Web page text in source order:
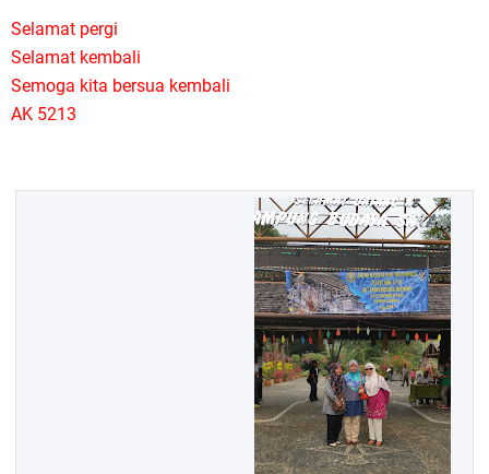
Selamat pergi
Selamat kembali
Semoga kita bersua kembali
AK 5213